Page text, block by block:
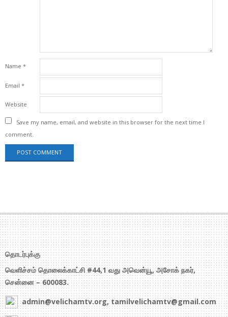
Name *
Email *
Website
Save my name, email, and website in this browser for the next time I
comment.
தொடர்புக்கு
வெளிச்சம் தொலைக்காட்சி #44,1 வது அவென்யூ, அசோக் நகர்,
சென்னை – 600083.
admin@velichamtv.org, tamilvelichamtv@gmail.com